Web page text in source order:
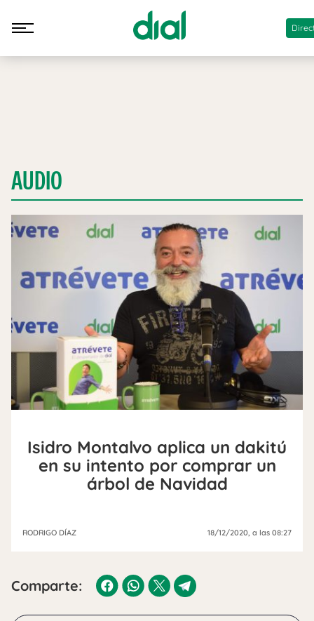
AUDIO
Isidro Montalvo aplica un dakitú
en su intento por comprar un
árbol de Navidad
RODRIGO DÍAZ 18/12/2020 , a las 08:27
Comparte: